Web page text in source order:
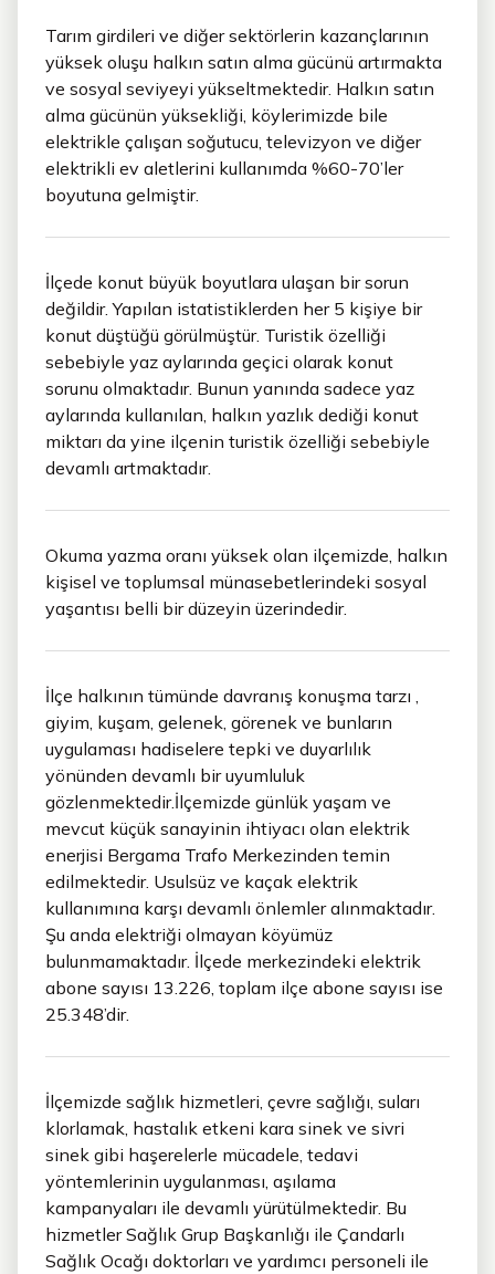
Tarım girdileri ve diğer sektörlerin kazançlarının
yüksek oluşu halkın satın alma gücünü artırmakta
ve sosyal seviyeyi yükseltmektedir. Halkın satın
alma gücünün yüksekliği, köylerimizde bile
elektrikle çalışan soğutucu, televizyon ve diğer
elektrikli ev aletlerini kullanımda %60-70’ler
boyutuna gelmiştir.
İlçede konut büyük boyutlara ulaşan bir sorun
değildir. Yapılan istatistiklerden her 5 kişiye bir
konut düştüğü görülmüştür. Turistik özelliği
sebebiyle yaz aylarında geçici olarak konut
sorunu olmaktadır. Bunun yanında sadece yaz
aylarında kullanılan, halkın yazlık dediği konut
miktarı da yine ilçenin turistik özelliği sebebiyle
devamlı artmaktadır.
Okuma yazma oranı yüksek olan ilçemizde, halkın
kişisel ve toplumsal münasebetlerindeki sosyal
yaşantısı belli bir düzeyin üzerindedir.
İlçe halkının tümünde davranış konuşma tarzı ,
giyim, kuşam, gelenek, görenek ve bunların
uygulaması hadiselere tepki ve duyarlılık
yönünden devamlı bir uyumluluk
gözlenmektedir.İlçemizde günlük yaşam ve
mevcut küçük sanayinin ihtiyacı olan elektrik
enerjisi Bergama Trafo Merkezinden temin
edilmektedir. Usulsüz ve kaçak elektrik
kullanımına karşı devamlı önlemler alınmaktadır.
Şu anda elektriği olmayan köyümüz
bulunmamaktadır. İlçede merkezindeki elektrik
abone sayısı 13.226, toplam ilçe abone sayısı ise
25.348’dir.
İlçemizde sağlık hizmetleri, çevre sağlığı, suları
klorlamak, hastalık etkeni kara sinek ve sivri
sinek gibi haşerelerle mücadele, tedavi
yöntemlerinin uygulanması, aşılama
kampanyaları ile devamlı yürütülmektedir. Bu
hizmetler Sağlık Grup Başkanlığı ile Çandarlı
Sağlık Ocağı doktorları ve yardımcı personeli ile